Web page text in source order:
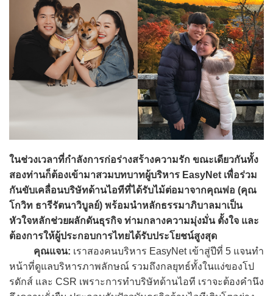
ในช่วงเวลาที่กำลังการก่อร่างสร้างความรัก ขณะเดียวกันทั้ง
สองท่านก็ต้องเข้ามาสวมบทบาทผู้บริหาร EasyNet เพื่อร่วม
กันขับเคลื่อนบริษัทด้านไอทีที่ได้รับไม้ต่อมาจากคุณพ่อ (คุณ
โกวิท ธารีรัตนาวิบูลย์) พร้อมนำหลักธรรมาภิบาลมาเป็น
หัวใจหลักช่วยผลักดันธุรกิจ ท่ามกลางความมุ่งมั่น ตั้งใจ และ
ต้องการให้ผู้ประกอบการไทยได้รับประโยชน์สูงสุด
คุณแจน: เราสองคนบริหาร EasyNet เข้าสู่ปีที่ 5 แจนทำ
หน้าที่ดูแลบริหารภาพลักษณ์ รวมถึงกลยุทธ์ทั้งในแง่ของโป
รดักส์ และ CSR เพราะการทำบริษัทด้านไอที เราจะต้องคำนึง